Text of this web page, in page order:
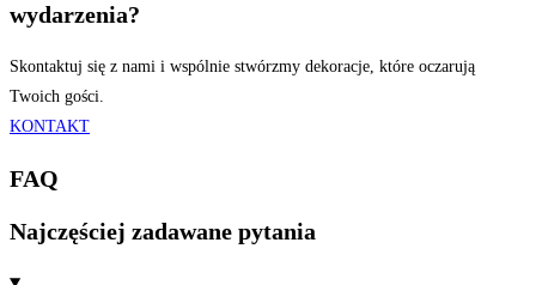
wydarzenia?
Skontaktuj się z nami i wspólnie stwórzmy dekoracje, które oczarują
Twoich gości.
KONTAKT
FAQ
Najczęściej zadawane pytania